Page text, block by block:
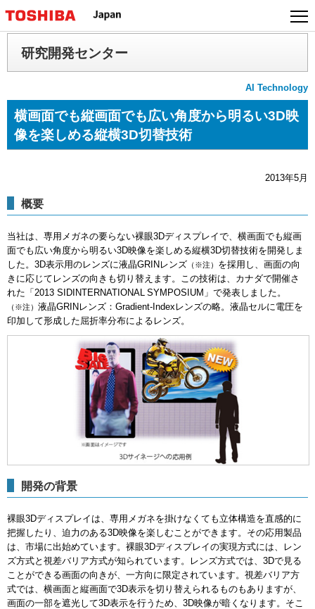
ジ
ャ
プ
研究開発センター
AI Technology
横画面でも縦画面でも広い角度から明るい3D映
像を楽しめる縦横3D切替技術
2013年5月
概要
当社は、専用メガネの要らない裸眼3Dディスプレイで、横画面でも縦画
面でも広い角度から明るい3D映像を楽しめる縦横3D切替技術を開発しま
した。3D表示用のレンズに液晶GRINレンズ （※注） を採用し、画面の向
きに応じてレンズの向きも切り替えます。この技術は、カナダで開催さ
れた「2013 SIDINTERNATIONAL SYMPOSIUM」で発表しました。
（※注） 液晶GRINレンズ：Gradient-Indexレンズの略。液晶セルに電圧を
印加して形成した屈折率分布によるレンズ。
開発の背景
裸眼3Dディスプレイは、専用メガネを掛けなくても立体構造を直感的に
把握したり、迫力のある3D映像を楽しむことができます。その応用製品
は、市場に出始めています。裸眼3Dディスプレイの実現方式には、レン
ズ方式と視差バリア方式が知られています。レンズ方式では、3Dで見る
ことができる画面の向きが、一方向に限定されています。視差バリア方
式では、横画面と縦画面で3D表示を切り替えられるものもありますが、
画面の一部を遮光して3D表示を行うため、3D映像が暗くなります。そこ